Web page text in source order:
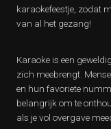
karaokefeestje, zodat
van al het gezang!
Karaoke is een
zich meebrengt.
en hun favoriete
belangrijk om te
als je vol overgave